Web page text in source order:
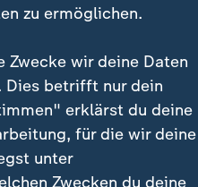
zu ermöglichen.
Zwecke wir deine Daten
Dies betrifft nur dein
erklärst du deine
für die wir deine
unter
Zwecken du deine